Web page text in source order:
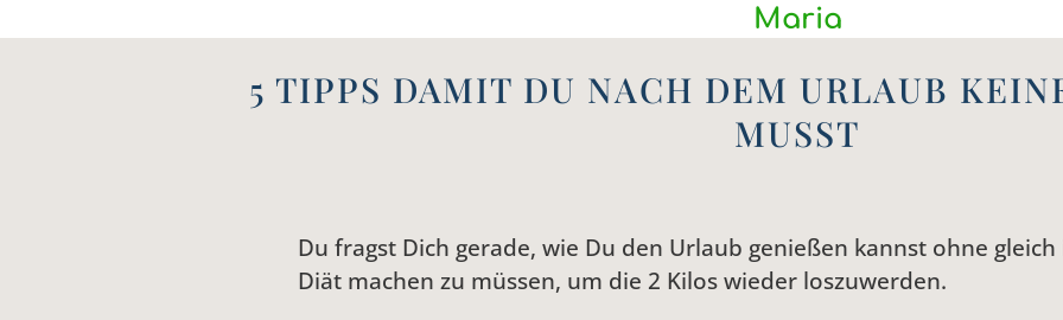
Maria
5 TIPPS DAMIT DU NACH DEM URLAUB
MUSST
Du fragst Dich gerade, wie Du den Urlaub genießen kannst ohne gleich
Diät machen zu müssen, um die 2 Kilos wieder loszuwerden.